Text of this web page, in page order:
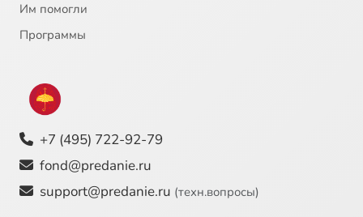
Им помогли
Программы
+7 (495) 722-92-79
fond@predanie.ru
support@predanie.ru (техн.вопросы)